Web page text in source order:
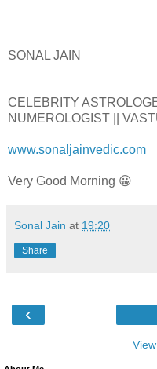
SONAL JAIN
CELEBRITY
NUMEROLOGIST ||
www.sonaljainvedic.com
Very Good Morning 😀
Sonal Jain at 19:20
Share
‹